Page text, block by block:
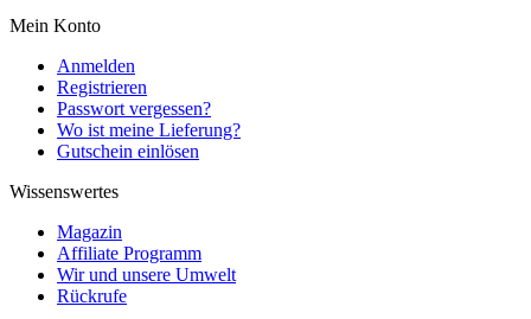
Mein Konto
Anmelden
Registrieren
Passwort vergessen?
Wo ist meine Lieferung?
Gutschein einlösen
Wissenswertes
Magazin
Affiliate Programm
Wir und unsere Umwelt
Rückrufe